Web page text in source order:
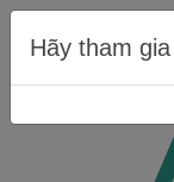
Hãy tham